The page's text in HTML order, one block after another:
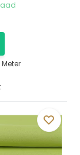
Meter